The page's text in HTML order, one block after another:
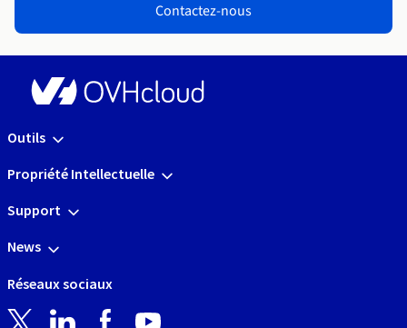
Contactez-nous
Outils
Propriété Intellectuelle
Support
News
Réseaux sociaux